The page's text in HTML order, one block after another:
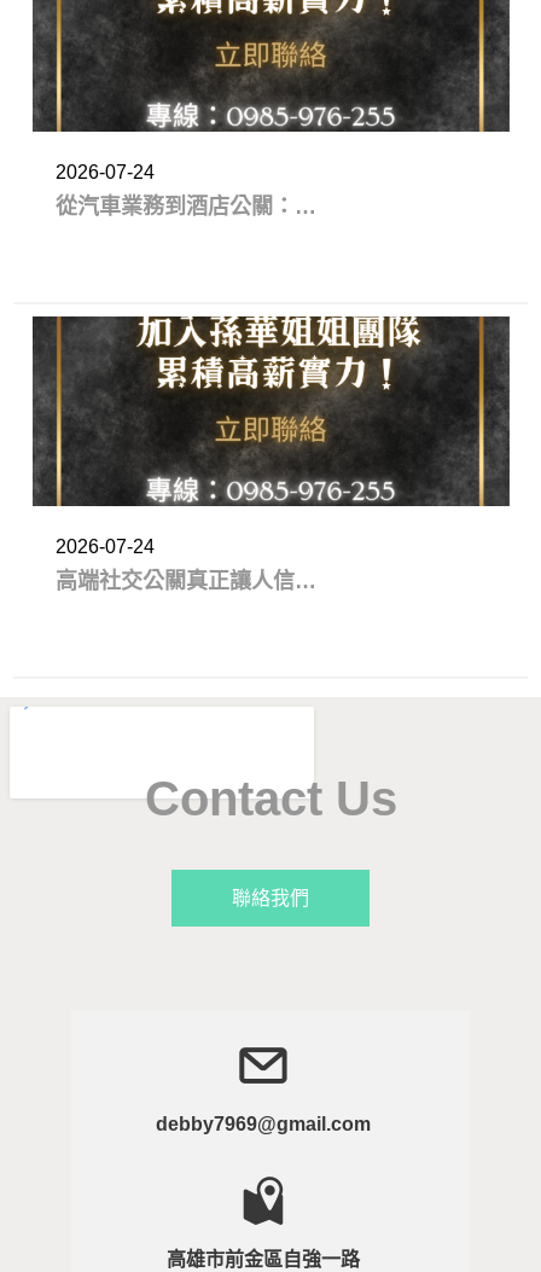
2026-07-24
從汽車業務到酒店公關：以
說出口的需求
2026-07-24
高端社交公關真正讓人信任
Contact Us
聯絡我們
debby7969@gmail.com
高雄市前金區自強一路